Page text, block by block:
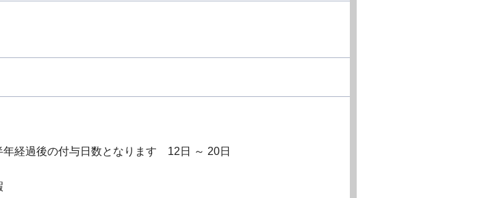
経過後の付与日数となります 12日 ～ 20日